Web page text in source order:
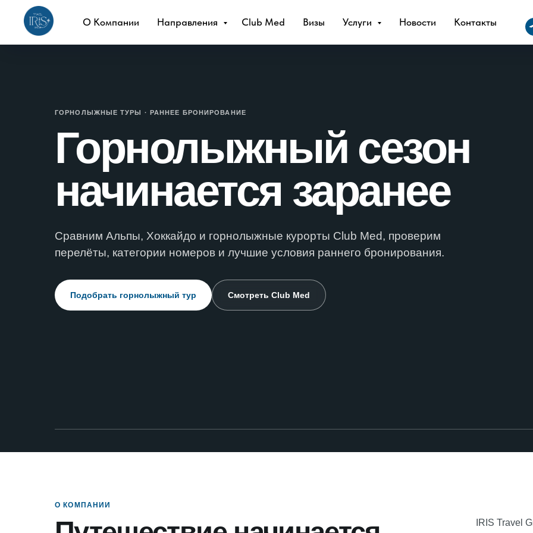
О Компании Направления Club Med Визы Услуги Новости Контакты
ГОРНОЛЫЖНЫЕ ТУРЫ · РАННЕЕ БРОНИРОВАНИЕ
Горнолыжный сезон
начинается заранее
Сравним Альпы, Хоккайдо и горнолыжные курорты Club Med, проверим
перелёты, категории номеров и лучшие условия раннего бронирования.
Подобрать горнолыжный тур Смотреть Club Med
О КОМПАНИИ
IRIS Travel